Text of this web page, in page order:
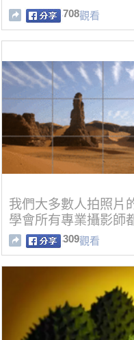
708觀看
我們大多數人拍照片
學會所有專業攝影師
309觀看